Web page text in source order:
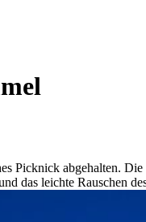
Picknick abgehalten.
das leichte Rauschen